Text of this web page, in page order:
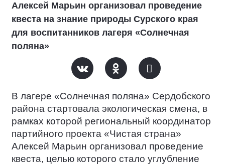
Алексей Марьин организовал проведение
квеста на знание природы Сурского края
для воспитанников лагеря «Солнечная
поляна»
В лагере «Солнечная поляна» Сердобского
района стартовала экологическая смена, в
рамках которой региональный координатор
партийного проекта «Чистая страна»
Алексей Марьин организовал проведение
квеста, целью которого стало углубление